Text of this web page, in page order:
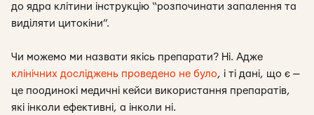
до ядра клітини інструкцію “розпочинати запалення та
виділяти цитокіни”.
Чи можемо ми назвати якісь препарати? Ні. Адже
клінічних досліджень проведено не було, і ті дані, що є —
це поодинокі медичні кейси використання препаратів,
які інколи ефективні, а інколи ні.